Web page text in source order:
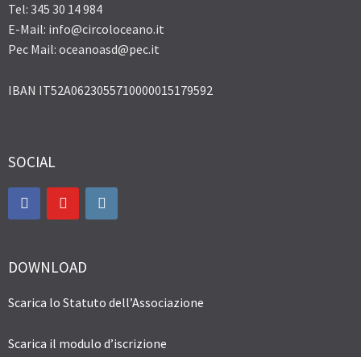
Tel: 345 30 14 984
E-Mail: info@circoloceano.it
Pec Mail: oceanoasd@pec.it
IBAN IT52A0623055710000015179592
SOCIAL
DOWNLOAD
Scarica lo Statuto dell’Associazione
Scarica il modulo d’iscrizione